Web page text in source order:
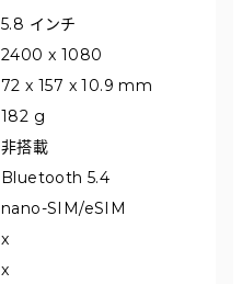
5.8 インチ
2400 x 1080
72 x 157 x 10.9 mm
182 g
非搭載
Bluetooth 5.4
nano-SIM/eSIM
x
x